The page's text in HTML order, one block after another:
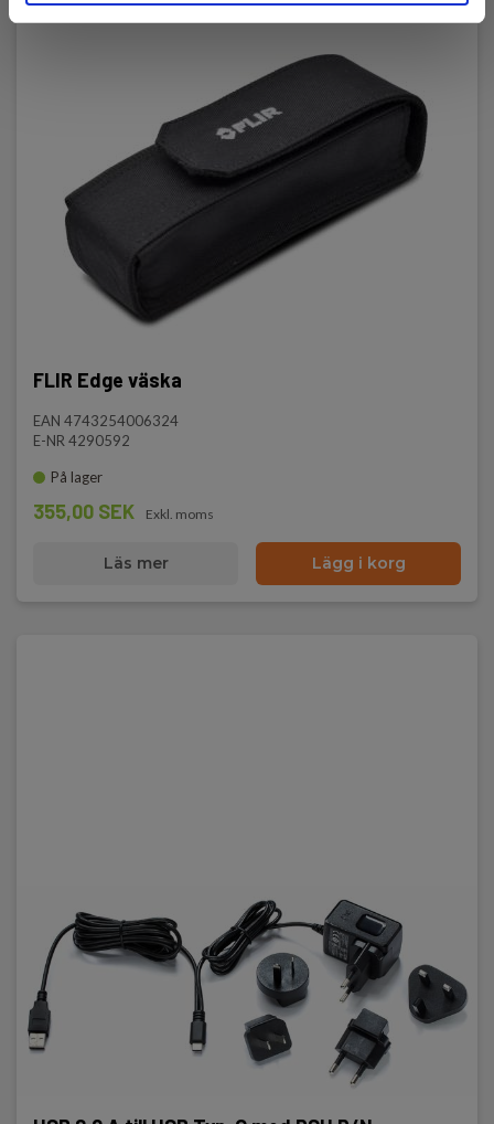
FLIR Edge väska
EAN 4743254006324
E-NR 4290592
På lager
355,00 SEK Exkl. moms
Läs mer Lägg i korg